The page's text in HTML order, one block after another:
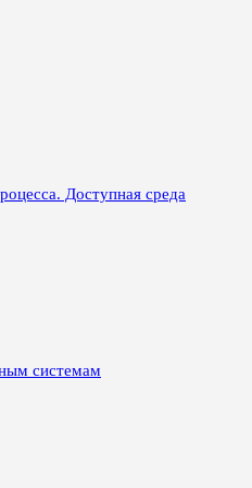
Доступная среда
системам